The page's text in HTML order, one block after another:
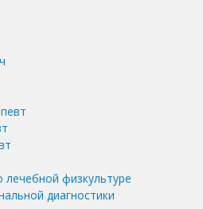
лечебной физкультуре
диагностики